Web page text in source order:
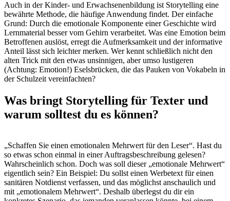
Auch in der Kinder- und Erwachsenenbildung ist Storytelling eine
bewährte Methode, die häufige Anwendung findet. Der einfache
Grund: Durch die emotionale Komponente einer Geschichte wird
Lernmaterial besser vom Gehirn verarbeitet. Was eine Emotion beim
Betroffenen auslöst, erregt die Aufmerksamkeit und der informative
Anteil lässt sich leichter merken. Wer kennt schließlich nicht den
alten Trick mit den etwas unsinnigen, aber umso lustigeren
(Achtung: Emotion!) Eselsbrücken, die das Pauken von Vokabeln in
der Schulzeit vereinfachten?
Was bringt Storytelling für Texter und
warum solltest du es können?
„Schaffen Sie einen emotionalen Mehrwert für den Leser“. Hast du
so etwas schon einmal in einer Auftragsbeschreibung gelesen?
Wahrscheinlich schon. Doch was soll dieser „emotionale Mehrwert“
eigentlich sein? Ein Beispiel: Du sollst einen Werbetext für einen
sanitären Notdienst verfassen, und das möglichst anschaulich und
mit „emotionalem Mehrwert“. Deshalb überlegst du dir ein